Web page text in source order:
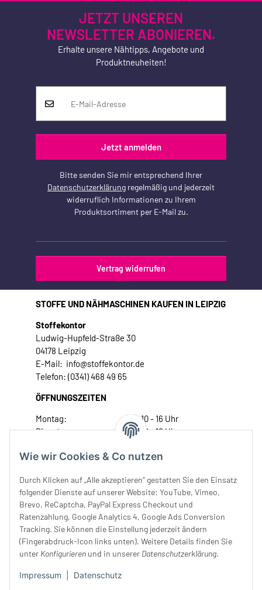
Wie wir Cookies & Co nutzen
Durch Klicken auf „Alle akzeptieren“ gestatten Sie den Einsatz
folgender Dienste auf unserer Website: YouTube, Vimeo,
Brevo, ReCaptcha, PayPal Express Checkout und
Ratenzahlung, Google Analytics 4, Google Ads Conversion
Tracking. Sie können die Einstellung jederzeit ändern
(Fingerabdruck-Icon links unten). Weitere Details finden Sie
unter Konfigurieren und in unserer Datenschutzerklärung.
Impressum Datenschutz
JETZT UNSEREN
NEWSLETTER ABONIEREN.
Erhalte unsere Nähtipps, Angebote und
Produktneuheiten!
Jetzt anmelden
Bitte senden Sie mir entsprechend Ihrer
Datenschutzerklärung regelmäßig und jederzeit
widerruflich Informationen zu Ihrem
Produktsortiment per E-Mail zu.
Vertrag widerrufen
STOFFE UND NÄHMASCHINEN KAUFEN IN LEIPZIG
Stoffekontor
Ludwig-Hupfeld-Straße 30
04178 Leipzig
E-Mail: info@stoffekontor.de
Telefon: (0341) 468 49 65
ÖFFNUNGSZEITEN
Montag:
10 - 16 Uhr
Dienstag:
10 - 16 Uhr
Donnerstag:
10 - 18 Uhr
Samstag:
10 - 14 Uhr
Unser Service
Rechtliches